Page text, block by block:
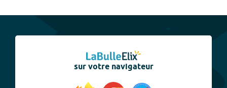
sur votre navigateur